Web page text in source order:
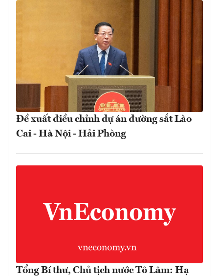
Đề xuất điều chỉnh dự án đường sắt Lào
Cai - Hà Nội - Hải Phòng
Tổng Bí thư, Chủ tịch nước Tô Lâm: Hạ